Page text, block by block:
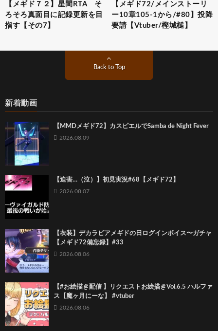
【メギド７２】星間RTA そ
ろそろ真面目に記録更新を目
指す【その7】
【メギド72/メインストーリ
ー10章105-1から/#80】投降
要請【Vtuber/樫城槌】
Back to Top
新着動画
【MMDメギド72】カスピエルでSamba de Night Fever
2026.08.09
【迫害…（泣）】初見実況#68【メギド72】
2026.08.07
【衣装】デカラビアメギドの日ログインボイス〜ガチャ
【メギド72備忘録】#33
2026.08.06
【#お絵描き配信 】リクエストお絵描きVol.6.5 ハルファ
ス【魔ヶ月にーな】 #vtuber
2026.08.06